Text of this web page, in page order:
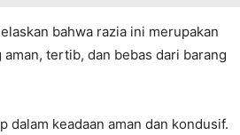
bahwa razia ini merupakan
tertib, dan bebas dari barang
dalam keadaan aman dan kondusif.